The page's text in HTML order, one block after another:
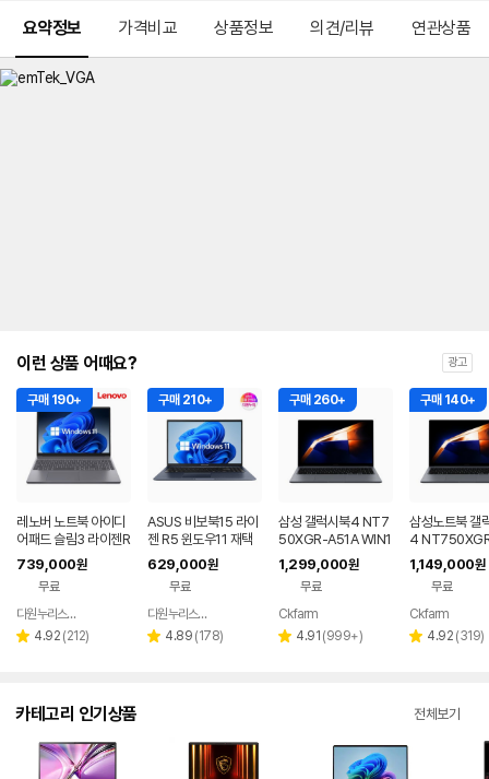
요약정보 가격비교 상품정보 의견/리뷰 연관상품
이런 상품 어때요? 광고
구매 190+
레노버 노트북 아이디
어패드 슬림3 라이젠R
5 8GB 256GB 윈도
우11
739,000원
무료
페이
다원누리스토어
별 4.92 리
(212)
구매 210+
ASUS 비보북15 라이
젠 R5 윈도우11 재택
근무 싼 노트북
629,000원
무료
페이
다원누리스토어
별 4.89 리
(178)
구매 260+
삼성 갤럭시북4 NT7
50XGR-A51A WIN1
1 FPP(버젼UP설치)
업무용 학생용 사무용
노트북 문스톤그레이
1,299,000원
무료
페이
Ckfarm
별 4.91 리
(999+)
구매 140+
삼성노트북 갤
4
3세대 16G
무용 업무용 학
성비 노트북
1,149,000원
무료
페이
Ckfarm
별 4.92 리
(319)
카테고리 인기상품 전체보기